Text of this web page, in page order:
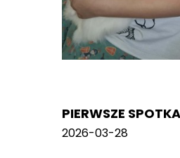
PIERWSZE
2026-03-28